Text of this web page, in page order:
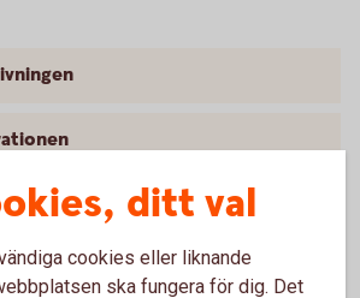
ditt val
cookies eller liknande
ska fungera för dig. Det